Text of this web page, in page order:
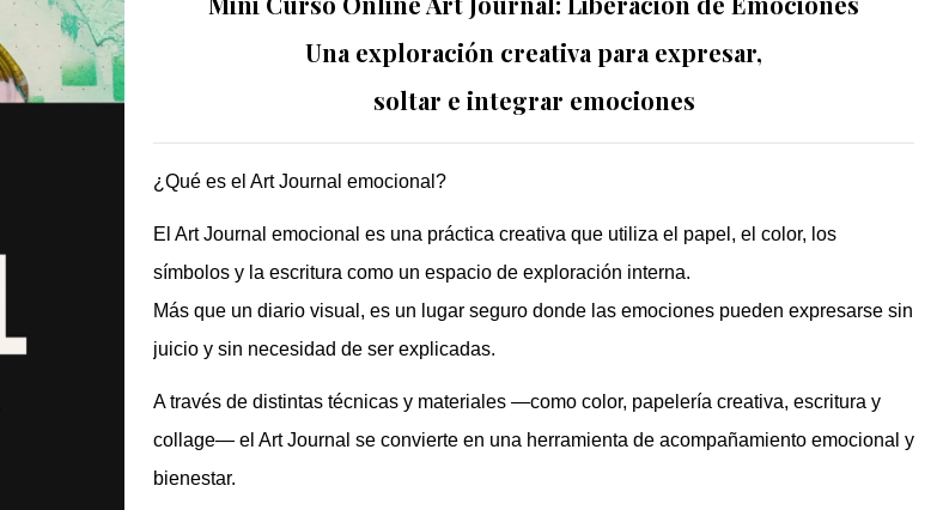
Una exploración creativa para expresar,
soltar e integrar emociones
¿Qué es el Art Journal emocional?
El Art Journal emocional es una práctica creativa que utiliza el papel, el color, los
símbolos y la escritura como un espacio de exploración interna.
Más que un diario visual, es un lugar seguro donde las emociones pueden expresarse sin
juicio y sin necesidad de ser explicadas.
A través de distintas técnicas y materiales —como color, papelería creativa, escritura y
collage— el Art Journal se convierte en una herramienta de acompañamiento emocional y
bienestar.